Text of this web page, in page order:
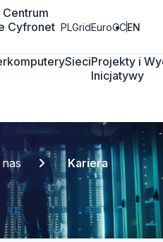
Cyfronet PLGridEuroCCEN
SieciProjekty i
Inicjatywy
nas Kariera